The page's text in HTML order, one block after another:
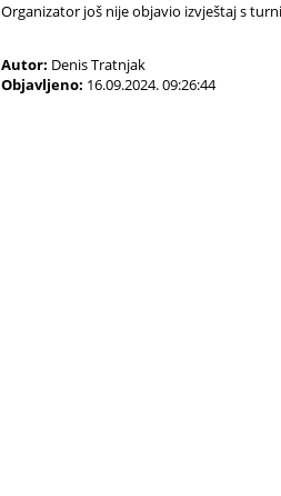
Organizator još nije objavio izvještaj s
Autor: Denis Tratnjak
Objavljeno: 16.09.2024. 09:26:44